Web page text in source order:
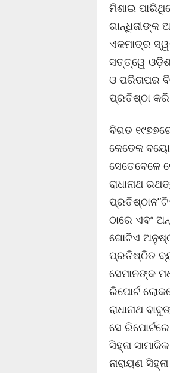
ମିଶାଇ
ଗାନ୍ଧିଜୀଙ୍କ
ଏକମାତ୍ର
ସତ୍ତ୍ୱେ
ଓ ପରିତାପର
ପ୍ରତିଷ୍ଠା କରି
ବିଗତ
କେତେକ
ସେତେବେଳେ
ରାଧାନାଥ
ଠାରେ ଏବଂ
ଗୋଟିଏ
ପ୍ରତିଷ୍ଠିତ
ସେମାନଙ୍କ
ରିପୋର୍ଟ
ରାଧାନାଥ
ସେ
ସିହ୍ନା
ନାରାୟଣ